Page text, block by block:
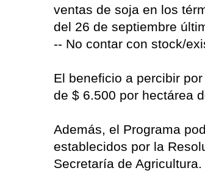
ventas de soja en los
del 26 de septiembre
-- No contar con stock/
El beneficio a percibir
de $ 6.500 por hectárea
Además, el Programa
establecidos por la
Secretaría de Agricultura.